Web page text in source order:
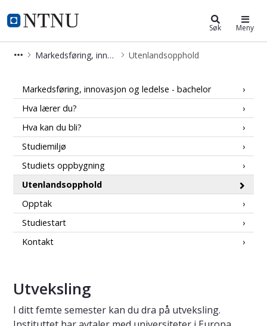
NTNU Hjemmeside
Markedsføring, innovasjon og
Søk Meny
Markedsføring, innovasjon og ledelse - bachelor Utenlandsopphold
Markedsføring, innovasjon og ledelse - bachelor
Hva lærer du?
Hva kan du bli?
Studiemiljø
Studiets oppbygning
Utenlandsopphold
Opptak
Studiestart
Kontakt
Utveksling
I ditt femte semester kan du dra på utveksling.